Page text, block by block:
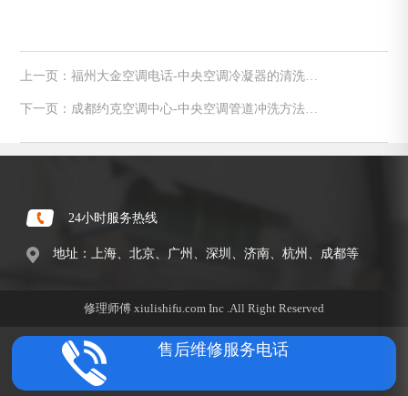
上一页：福州大金空调电话-中央空调冷凝器的清洗方
下一页：成都约克空调中心-中央空调管道冲洗方法介
24小时服务热线
地址：上海、北京、广州、深圳、济南、杭州、成都等
修理师傅 xiulishifu.com Inc .All Right Reserved
售后维修服务电话